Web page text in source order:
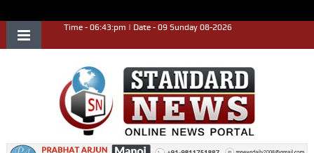
Time - 06:43:pm | Date - 09 Sunday 08-2026